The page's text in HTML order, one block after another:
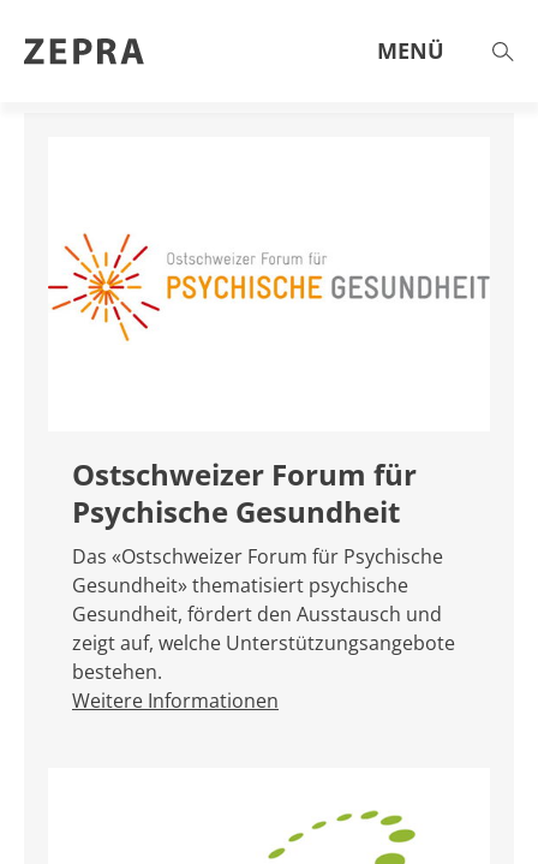
AGENDA
ST.GALLER ZAHLEN
HILFE & BERATUNG
MENÜ
Ostschweizer Forum für
Psychische Gesundheit
Das «Ostschweizer Forum für Psychische
Gesundheit» thematisiert psychische
Gesundheit, fördert den Ausstausch und
zeigt auf, welche Unterstützungsangebote
bestehen.
Weitere Informationen